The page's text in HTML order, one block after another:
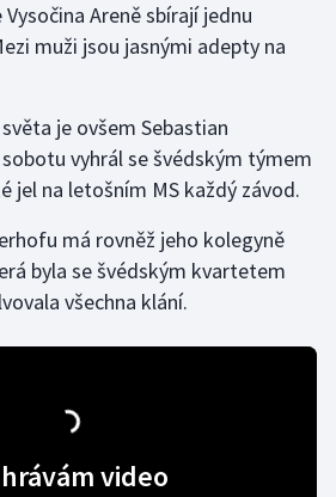
Areně sbírají jednu
muži jsou jasnými adepty na
je ovšem Sebastian
vyhrál se švédským týmem
na letošním MS každý závod.
má rovněž jeho kolegyně
byla se švédským kvartetem
všechna klání.
video